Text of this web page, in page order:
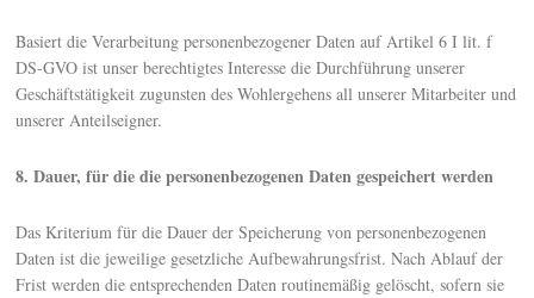
Basiert die Verarbeitung personenbezogener Daten auf Artikel 6 I lit. f
DS-GVO ist unser berechtigtes Interesse die Durchführung unserer
Geschäftstätigkeit zugunsten des Wohlergehens all unserer Mitarbeiter und
unserer Anteilseigner.
8. Dauer, für die die personenbezogenen Daten gespeichert werden
Das Kriterium für die Dauer der Speicherung von personenbezogenen
Daten ist die jeweilige gesetzliche Aufbewahrungsfrist. Nach Ablauf der
Frist werden die entsprechenden Daten routinemäßig gelöscht, sofern sie